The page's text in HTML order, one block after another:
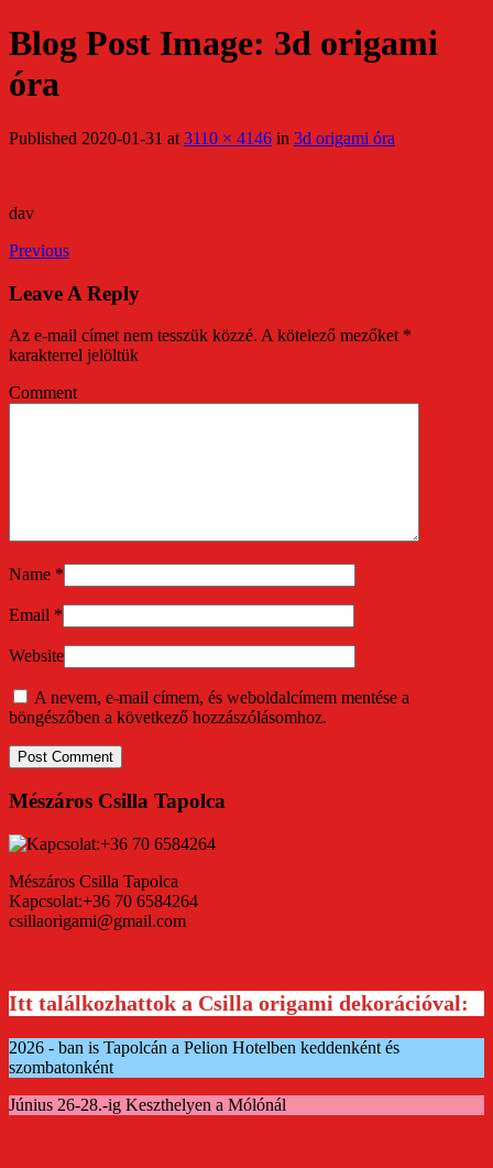
Blog Post Image: 3d origami
óra
Published 2020-01-31 at 3110 × 4146 in 3d origami óra
dav
Previous
Leave A Reply
Az e-mail címet nem tesszük közzé. A kötelező mezőket *
karakterrel jelöltük
Comment
Name *
Email *
Website
A nevem, e-mail címem, és weboldalcímem mentése a
böngészőben a következő hozzászólásomhoz.
Mészáros Csilla Tapolca
Mészáros Csilla Tapolca
Kapcsolat:+36 70 6584264
csillaorigami@gmail.com
Itt találkozhattok a Csilla origami dekorációval:
2026 - ban is Tapolcán a Pelion Hotelben keddenként és
szombatonként
Június 26-28.-ig Keszthelyen a Mólónál